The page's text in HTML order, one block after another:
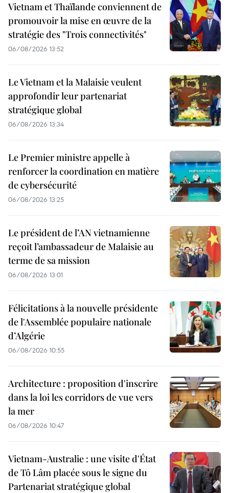
Vietnam et Thaïlande conviennent de
promouvoir la mise en œuvre de la
stratégie des "Trois connectivités"
06/08/2026 13:52
Le Vietnam et la Malaisie veulent
approfondir leur partenariat
stratégique global
06/08/2026 13:34
Le Premier ministre appelle à
renforcer la coordination en matière
de cybersécurité
06/08/2026 13:25
Le président de l’AN vietnamienne
reçoit l’ambassadeur de Malaisie au
terme de sa mission
06/08/2026 13:01
Félicitations à la nouvelle présidente
de l'Assemblée populaire nationale
d’Algérie
06/08/2026 10:55
Architecture : proposition d'inscrire
dans la loi les corridors de vue vers
la mer
06/08/2026 10:47
Vietnam-Australie : une visite d'État
de Tô Lâm placée sous le signe du
Partenariat stratégique global